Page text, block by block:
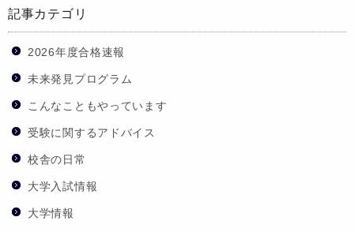
記事カテゴリ
2026年度合格速報
未来発見プログラム
こんなこともやっています
受験に関するアドバイス
校舎の日常
大学入試情報
大学情報